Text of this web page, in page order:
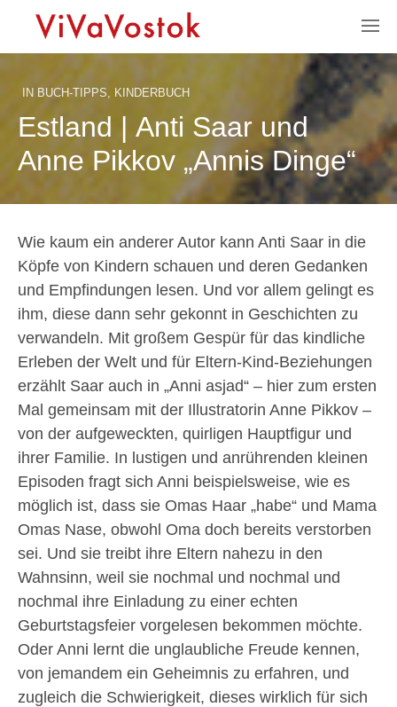
IN BUCH-TIPPS, KINDERBUCH
Estland | Anti Saar und
Anne Pikkov „Annis Dinge“
Wie kaum ein anderer Autor kann Anti Saar in die
Köpfe von Kindern schauen und deren Gedanken
und Empfindungen lesen. Und vor allem gelingt es
ihm, diese dann sehr gekonnt in Geschichten zu
verwandeln. Mit großem Gespür für das kindliche
Erleben der Welt und für Eltern-Kind-Beziehungen
erzählt Saar auch in „Anni asjad“ – hier zum ersten
Mal gemeinsam mit der Illustratorin Anne Pikkov –
von der aufgeweckten, quirligen Hauptfigur und
ihrer Familie. In lustigen und anrührenden kleinen
Episoden fragt sich Anni beispielsweise, wie es
möglich ist, dass sie Omas Haar „habe“ und Mama
Omas Nase, obwohl Oma doch bereits verstorben
sei. Und sie treibt ihre Eltern nahezu in den
Wahnsinn, weil sie nochmal und nochmal und
nochmal ihre Einladung zu einer echten
Geburtstagsfeier vorgelesen bekommen möchte.
Oder Anni lernt die unglaubliche Freude kennen,
von jemandem ein Geheimnis zu erfahren, und
zugleich die Schwierigkeit, dieses wirklich für sich